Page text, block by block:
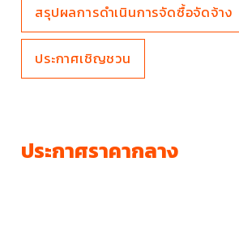
SEARCH
สรุปผลการดำเนินการจัดซื้อจัดจ้าง
ประกาศเชิญชวน
ประกาศราคากลาง